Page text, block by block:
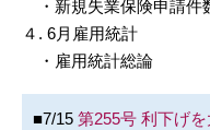
・新規失業保険申請件
４. 6月雇用統計
・雇用統計総論
■7/15 第255号 利下げ